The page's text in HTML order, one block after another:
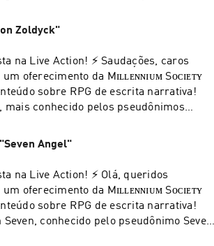
| Juntos somos um
Zoldyck"
⚡ Saudações, caros
sobre RPG de escrita narrativa!
mais conhecido pelos pseudônimos
que movem sua escrita! Ouça a
universo Millennium Society. Curta,
sociais. Juntos, somos um conto que
#roleplaying #intérprete
Angel"
⚡ Olá, queridos
sobre RPG de escrita narrativa!
conhecido pelo pseudônimo Seven